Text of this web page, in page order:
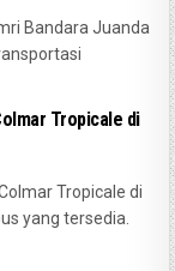
Bandara Juanda
Tropicale di
Tropicale di
yang tersedia.